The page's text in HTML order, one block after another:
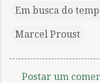
Em busca do
Marcel Proust
Postar um